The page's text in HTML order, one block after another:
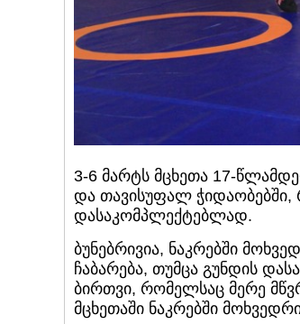
3-6 მარტს მცხეთა 17-
და თავისუფალ ჭიდაობებში,
დასაკომპლექტებლად.
ბუნებრივია, ნაკრებში
ჩაბარება, თუმცა გუნდის
ბირთვი, რომელსაც მერე
მცხეთაში ნაკრებში